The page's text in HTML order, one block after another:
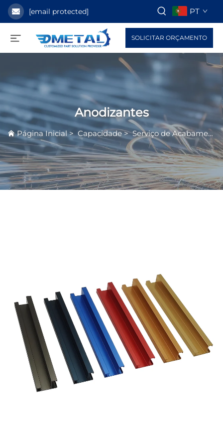
[email protected] PT
SOLICITAR ORÇAMENTO
Anodizantes
Página Inicial>Capacidade>Serviço de Acabamento de Superfície